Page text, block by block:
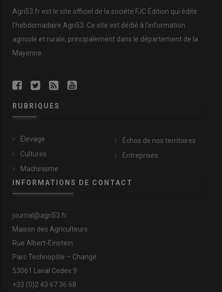
Agri53.fr est le site officiel de la société FJC Édition qui édite
l’hebdomadaire Agri53. Ce site est dédié à l’information
agricole et rurale, principalement dans le département de la
Mayenne.
RUBRIQUES
Élevage
Cultures
Machinisme
Échos de nos territoires
Entreprises
INFORMATIONS DE CONTACT
journal@agri53.fr
Maison des Agriculteurs
Rue Albert-Einstein
Parc Technopôle – Changé
53061 Laval Cedex 9
+33 (0)2 43 67 36 68